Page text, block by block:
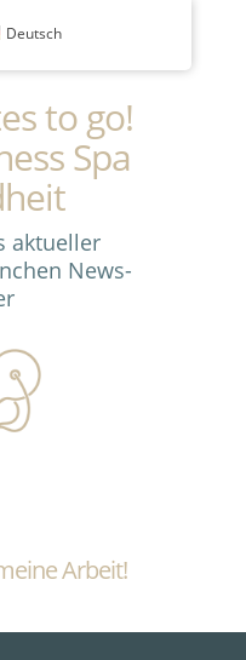
to go!
Spa
aktueller
News-
Arbeit!
Deutsch